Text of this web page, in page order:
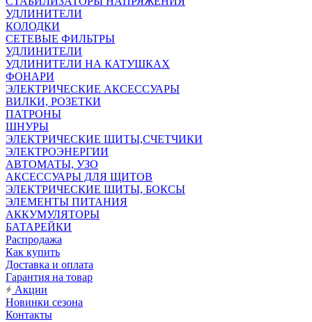
УДЛИНИТЕЛИ
КОЛОДКИ
СЕТЕВЫЕ ФИЛЬТРЫ
УДЛИНИТЕЛИ
УДЛИНИТЕЛИ НА КАТУШКАХ
ФОНАРИ
ЭЛЕКТРИЧЕСКИЕ АКСЕССУАРЫ
ВИЛКИ, РОЗЕТКИ
ПАТРОНЫ
ШНУРЫ
ЭЛЕКТРИЧЕСКИЕ ЩИТЫ,СЧЕТЧИКИ
ЭЛЕКТРОЭНЕРГИИ
АВТОМАТЫ, УЗО
АКСЕССУАРЫ ДЛЯ ЩИТОВ
ЭЛЕКТРИЧЕСКИЕ ЩИТЫ, БОКСЫ
ЭЛЕМЕНТЫ ПИТАНИЯ
АККУМУЛЯТОРЫ
БАТАРЕЙКИ
Распродажа
Как купить
Доставка и оплата
Гарантия на товар
Акции
Новинки сезона
Контакты